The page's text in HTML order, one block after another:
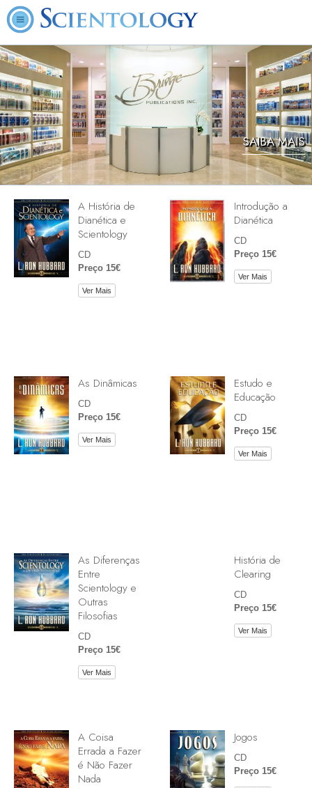
SAIBA MAIS
A História de
Dianética e
Scientology
CD
Preço 15€
Ver Mais
Introdução a
Dianética
CD
Preço 15€
Ver Mais
As Dinâmicas
CD
Preço 15€
Ver Mais
Estudo e
Educação
CD
Preço 15€
Ver Mais
As Diferenças
Entre
Scientology e
Outras
Filosofias
CD
Preço 15€
Ver Mais
História de
Clearing
CD
Preço 15€
Ver Mais
A Coisa
Errada a Fazer
é Não Fazer
Nada
Jogos
CD
Preço 15€